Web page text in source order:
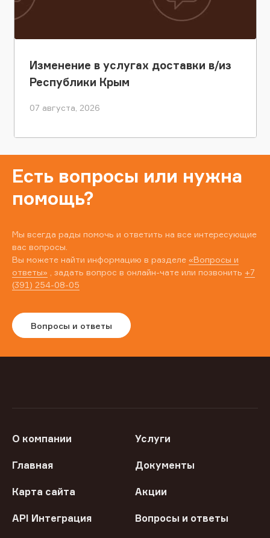
Изменение в услугах доставки в/из
Республики Крым
07 августа, 2026
Есть вопросы или нужна
помощь?
Мы всегда рады помочь и ответить на все интересующие
вас вопросы.
Вы можете найти информацию в разделе «Вопросы и
ответы» , задать вопрос в онлайн-чате или позвонить +7
(391) 254-08-05
Вопросы и ответы
О компании Услуги
Главная Документы
Карта сайта Акции
API Интеграция Вопросы и ответы